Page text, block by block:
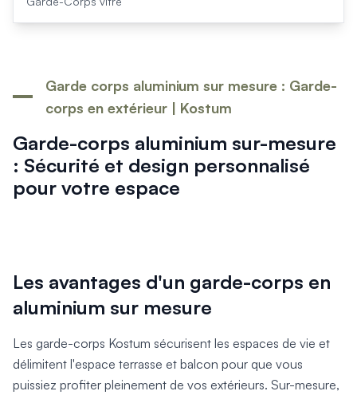
Garde-corps aluminium sur-mesure
: Sécurité et design personnalisé
pour votre espace
Garde corps aluminium sur mesure : Garde-
corps en extérieur | Kostum
Les avantages d'un garde-corps en
aluminium sur mesure
Les garde-corps Kostum sécurisent les espaces de vie et
délimitent l'espace terrasse et balcon pour que vous
puissiez profiter pleinement de vos extérieurs. Sur-mesure,